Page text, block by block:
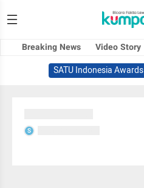
Breaking News Video Story
SATU Indonesia Awards
S